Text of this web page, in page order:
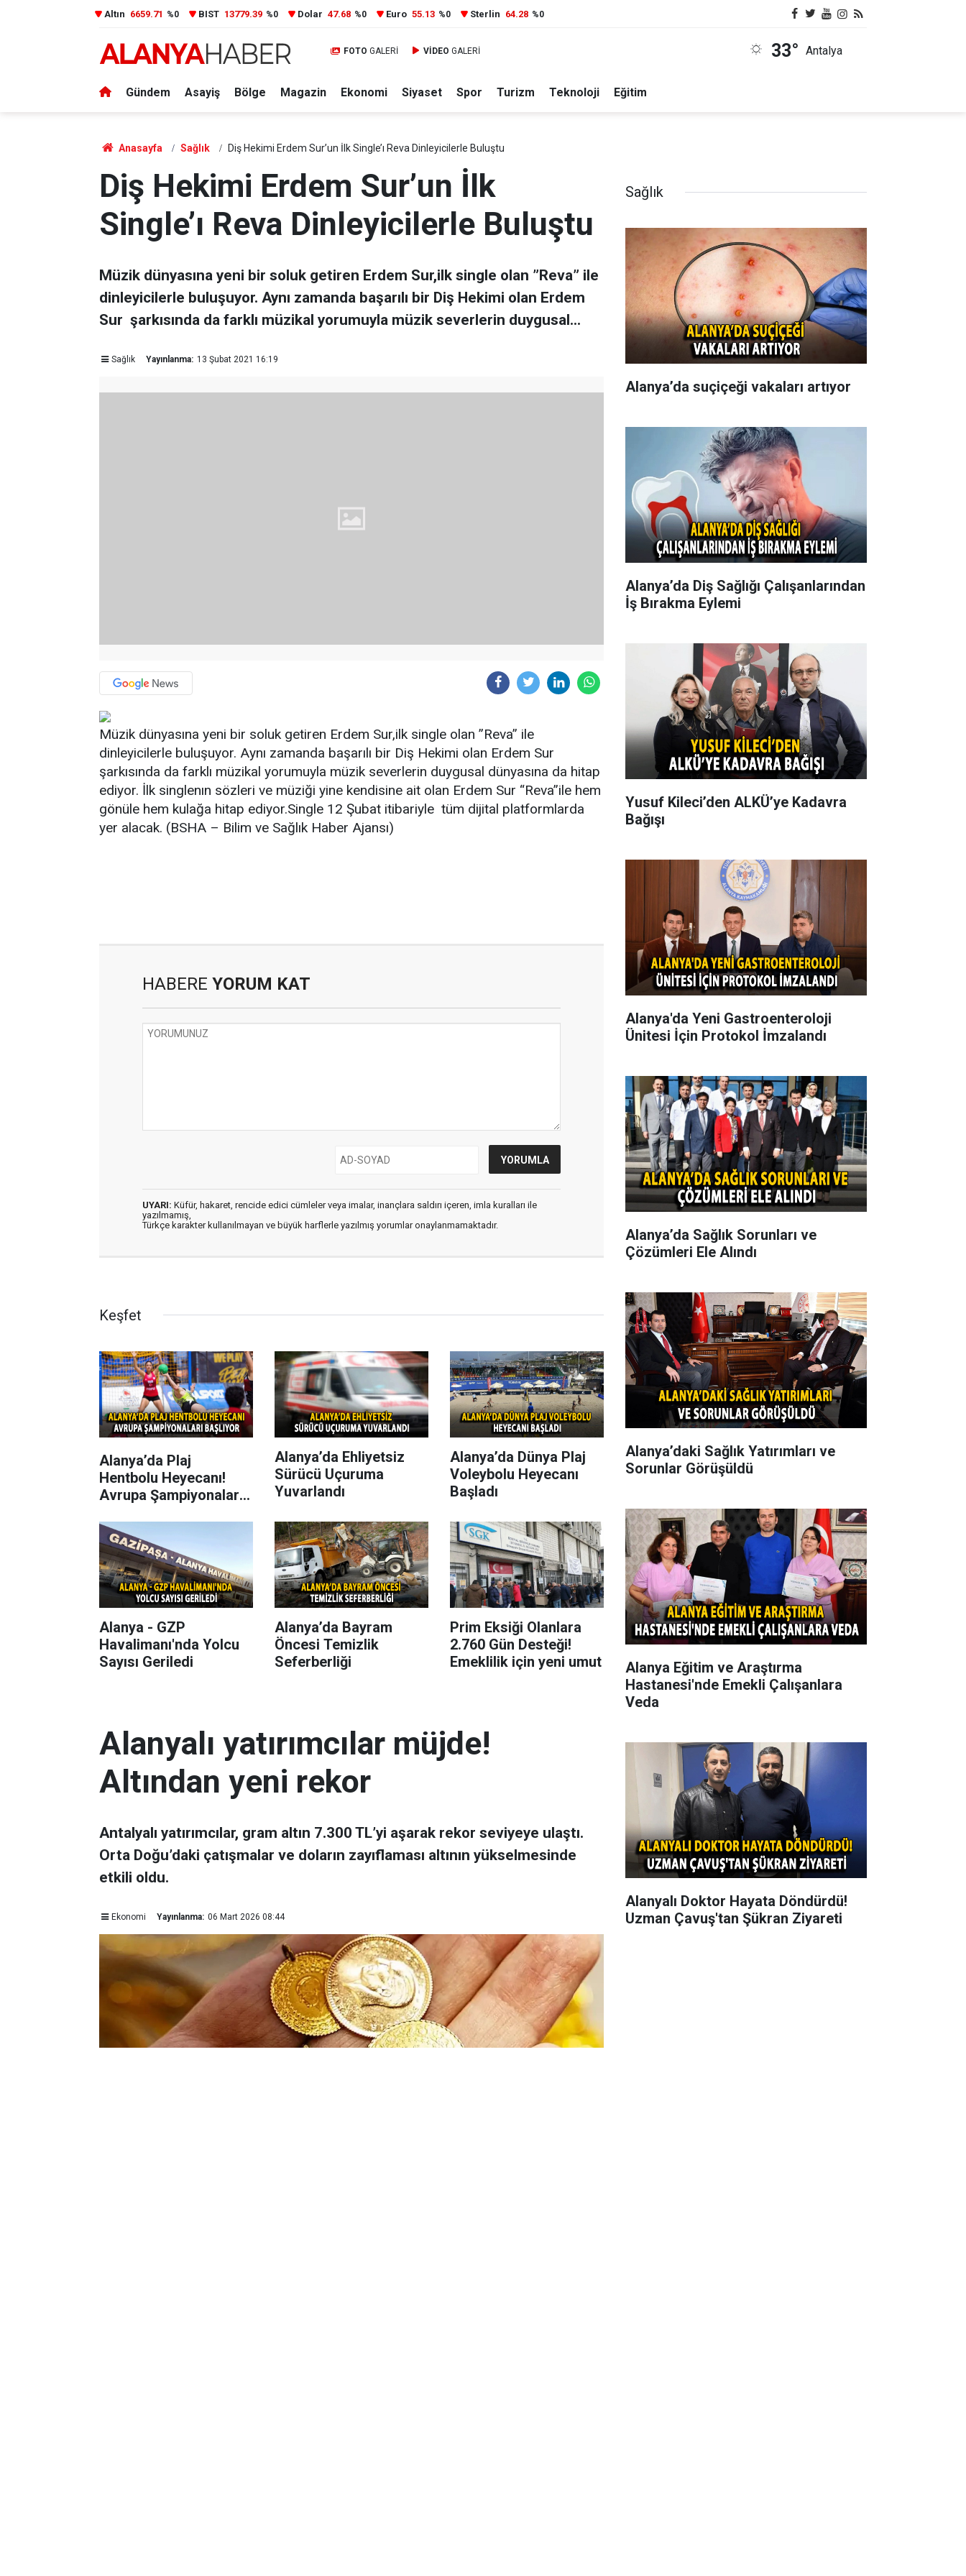
Altın 6659.71 %0 BIST 13779.39 %0 Dolar 47.68 %0 Euro 55.13 %0 Sterlin 64.28 %0
FOTO GALERİ VİDEO GALERİ 33° Antalya
Gündem Asayiş Bölge Magazin Ekonomi Siyaset Spor Turizm Teknoloji Eğitim
Anasayfa Sağlık Diş Hekimi Erdem Sur’un İlk Single’ı Reva Dinleyicilerle Buluştu
Diş Hekimi Erdem Sur’un İlk
Single’ı Reva Dinleyicilerle Buluştu
Müzik dünyasına yeni bir soluk getiren Erdem Sur,ilk single olan ”Reva” ile
dinleyicilerle buluşuyor. Aynı zamanda başarılı bir Diş Hekimi olan Erdem
Sur şarkısında da farklı müzikal yorumuyla müzik severlerin duygusal...
Sağlık Yayınlanma: 13 Şubat 2021 16:19
Müzik dünyasına yeni bir soluk getiren Erdem Sur,ilk single olan ”Reva” ile
dinleyicilerle buluşuyor. Aynı zamanda başarılı bir Diş Hekimi olan Erdem Sur
şarkısında da farklı müzikal yorumuyla müzik severlerin duygusal dünyasına da hitap
ediyor. İlk singlenın sözleri ve müziği yine kendisine ait olan Erdem Sur “Reva”ile hem
gönüle hem kulağa hitap ediyor.Single 12 Şubat itibariyle tüm dijital platformlarda
yer alacak. (BSHA – Bilim ve Sağlık Haber Ajansı)
HABERE YORUM KAT
UYARI: Küfür, hakaret, rencide edici cümleler veya imalar, inançlara saldırı içeren, imla kuralları ile
yazılmamış,
Türkçe karakter kullanılmayan ve büyük harflerle yazılmış yorumlar onaylanmamaktadır.
Keşfet
Alanya’da Plaj
Hentbolu Heyecanı!
Avrupa Şampiyonaları
Alanya’da Ehliyetsiz
Sürücü Uçuruma
Yuvarlandı
Alanya’da Dünya Plaj
Voleybolu Heyecanı
Başladı
Alanya - GZP
Havalimanı'nda Yolcu
Sayısı Geriledi
Alanya’da Bayram
Öncesi Temizlik
Seferberliği
Prim Eksiği Olanlara
2.760 Gün Desteği!
Emeklilik için yeni umut
Alanyalı yatırımcılar müjde!
Altından yeni rekor
Antalyalı yatırımcılar, gram altın 7.300 TL’yi aşarak rekor seviyeye ulaştı.
Orta Doğu’daki çatışmalar ve doların zayıflaması altının yükselmesinde
etkili oldu.
Ekonomi Yayınlanma: 06 Mart 2026 08:44
Sağlık
Alanya’da suçiçeği vakaları artıyor
Alanya’da Diş Sağlığı Çalışanlarından
İş Bırakma Eylemi
Yusuf Kileci’den ALKÜ’ye Kadavra
Bağışı
Alanya'da Yeni Gastroenteroloji
Ünitesi İçin Protokol İmzalandı
Alanya’da Sağlık Sorunları ve
Çözümleri Ele Alındı
Alanya’daki Sağlık Yatırımları ve
Sorunlar Görüşüldü
Alanya Eğitim ve Araştırma
Hastanesi'nde Emekli Çalışanlara
Veda
Alanyalı Doktor Hayata Döndürdü!
Uzman Çavuş'tan Şükran Ziyareti